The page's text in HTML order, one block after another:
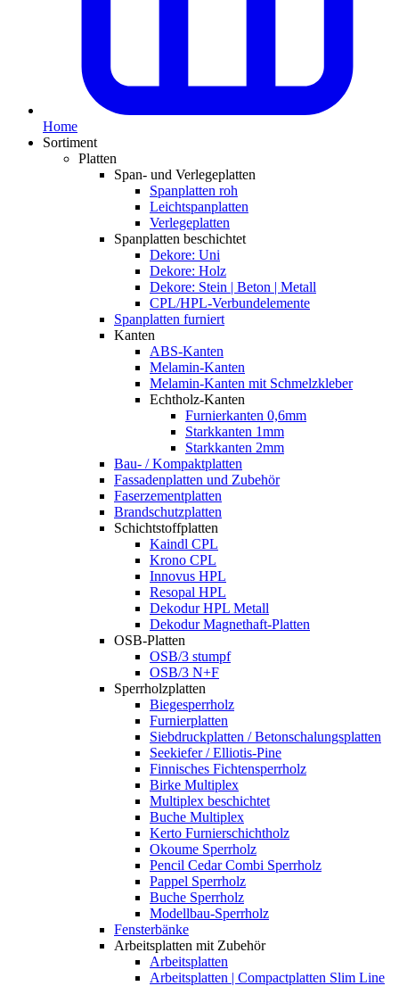
Home
Sortiment
Platten
Span- und Verlegeplatten
Spanplatten roh
Leichtspanplatten
Verlegeplatten
Spanplatten beschichtet
Dekore: Uni
Dekore: Holz
Dekore: Stein | Beton | Metall
CPL/HPL-Verbundelemente
Spanplatten furniert
Kanten
ABS-Kanten
Melamin-Kanten
Melamin-Kanten mit Schmelzkleber
Echtholz-Kanten
Furnierkanten 0,6mm
Starkkanten 1mm
Starkkanten 2mm
Bau- / Kompaktplatten
Fassadenplatten und Zubehör
Faserzementplatten
Brandschutzplatten
Schichtstoffplatten
Kaindl CPL
Krono CPL
Innovus HPL
Resopal HPL
Dekodur HPL Metall
Dekodur Magnethaft-Platten
OSB-Platten
OSB/3 stumpf
OSB/3 N+F
Sperrholzplatten
Biegesperrholz
Furnierplatten
Siebdruckplatten / Betonschalungsplatten
Seekiefer / Elliotis-Pine
Finnisches Fichtensperrholz
Birke Multiplex
Multiplex beschichtet
Buche Multiplex
Kerto Furnierschichtholz
Okoume Sperrholz
Pencil Cedar Combi Sperrholz
Pappel Sperrholz
Buche Sperrholz
Modellbau-Sperrholz
Fensterbänke
Arbeitsplatten mit Zubehör
Arbeitsplatten
Arbeitsplatten | Compactplatten Slim Line